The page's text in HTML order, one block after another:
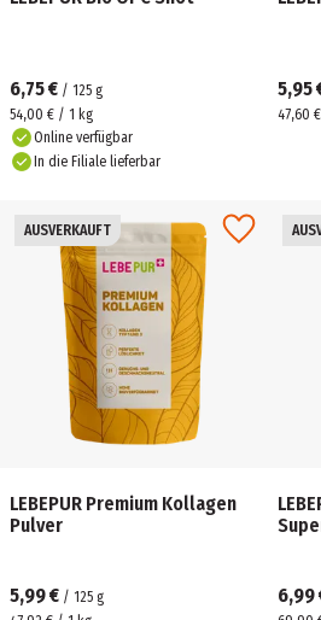
6,75 € / 125 g
54,00 € / 1 kg
Online verfügbar
In die Filiale lieferbar
5,95
47,60
AUSVERKAUFT
LEBEPUR Premium Kollagen
Pulver
5,99 € / 125 g
LEBEPUR
6,99